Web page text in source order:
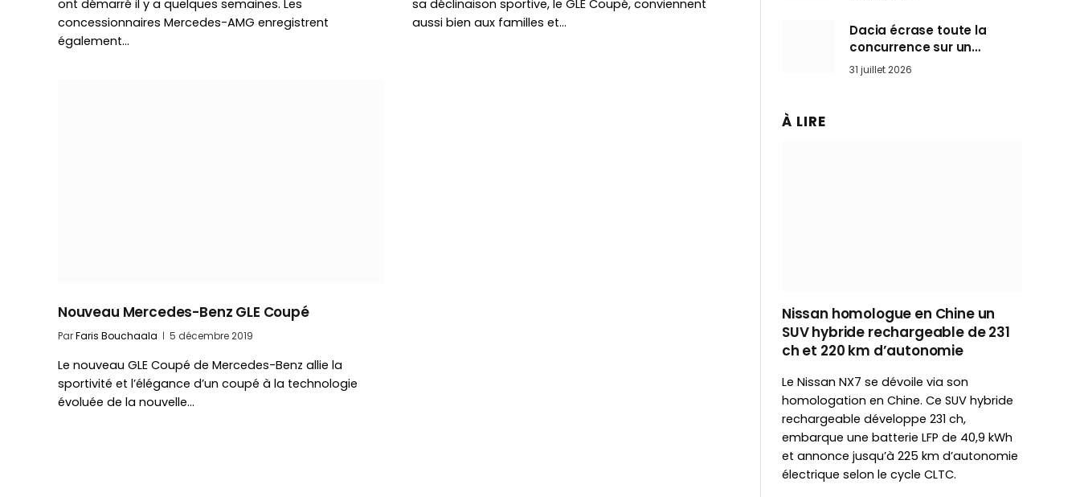
ont démarré il y a quelques semaines. Les
concessionnaires Mercedes-AMG enregistrent
également…
sa déclinaison sportive, le GLE Coupé, conviennent
aussi bien aux familles et…
Nouveau Mercedes-Benz GLE Coupé
ParFaris Bouchaala 5 décembre 2019
Le nouveau GLE Coupé de Mercedes-Benz allie la
sportivité et l’élégance d’un coupé à la technologie
évoluée de la nouvelle…
en Europe cet automne
Dacia écrase toute la
concurrence sur un
marché où personne ne
l’attendait
31 juillet 2026
À LIRE
Nissan homologue en Chine un
SUV hybride rechargeable de 231
ch et 220 km d’autonomie
Le Nissan NX7 se dévoile via son
homologation en Chine. Ce SUV hybride
rechargeable développe 231 ch,
embarque une batterie LFP de 40,9 kWh
et annonce jusqu’à 225 km d’autonomie
électrique selon le cycle CLTC.